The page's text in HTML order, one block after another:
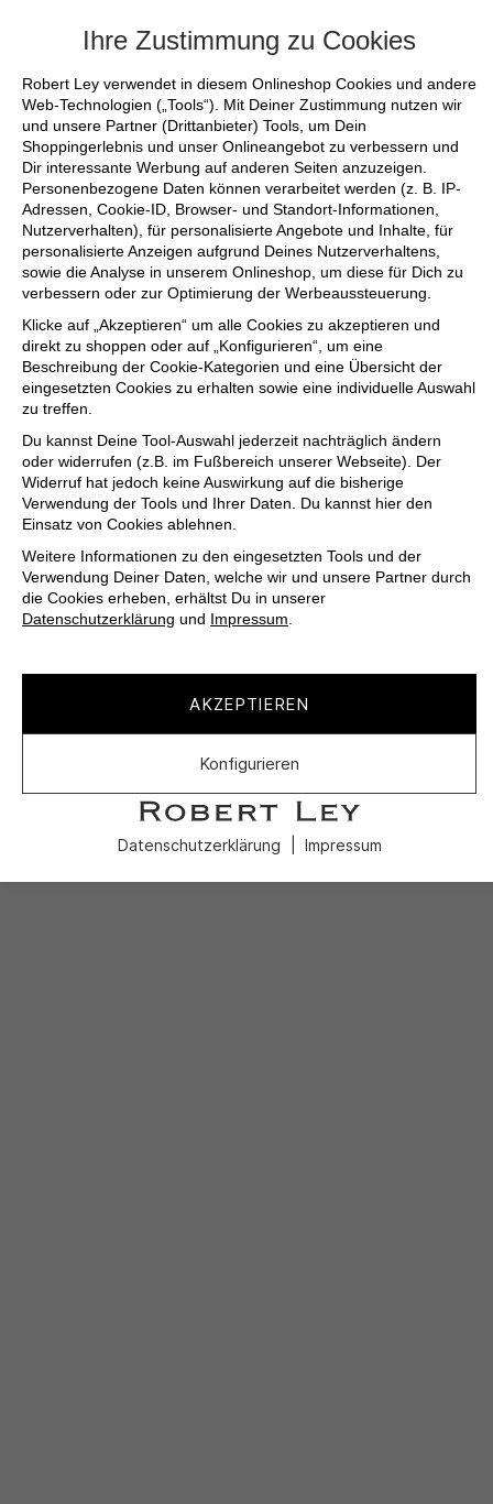
Ihre Zustimmung zu Cookies
Robert Ley verwendet in diesem Onlineshop Cookies und andere
Web-Technologien („Tools“). Mit Deiner Zustimmung nutzen wir
und unsere Partner (Drittanbieter) Tools, um Dein
Shoppingerlebnis und unser Onlineangebot zu verbessern und
Dir interessante Werbung auf anderen Seiten anzuzeigen.
Personenbezogene Daten können verarbeitet werden (z. B. IP-
Adressen, Cookie-ID, Browser- und Standort-Informationen,
Nutzerverhalten), für personalisierte Angebote und Inhalte, für
personalisierte Anzeigen aufgrund Deines Nutzerverhaltens,
sowie die Analyse in unserem Onlineshop, um diese für Dich zu
verbessern oder zur Optimierung der Werbeaussteuerung.
Klicke auf „Akzeptieren“ um alle Cookies zu akzeptieren und
direkt zu shoppen oder auf „Konfigurieren“, um eine
Beschreibung der Cookie-Kategorien und eine Übersicht der
eingesetzten Cookies zu erhalten sowie eine individuelle Auswahl
zu treffen.
Du kannst Deine Tool-Auswahl jederzeit nachträglich ändern
oder widerrufen (z.B. im Fußbereich unserer Webseite). Der
Widerruf hat jedoch keine Auswirkung auf die bisherige
Verwendung der Tools und Ihrer Daten. Du kannst hier den
Einsatz von Cookies ablehnen.
Weitere Informationen zu den eingesetzten Tools und der
Verwendung Deiner Daten, welche wir und unsere Partner durch
die Cookies erheben, erhältst Du in unserer
Datenschutzerklärung und Impressum.
AKZEPTIEREN
Konfigurieren
Datenschutzerklärung Impressum